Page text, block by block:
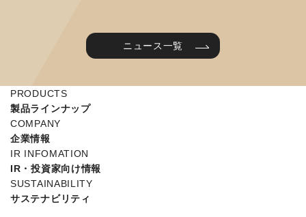
ニュース一覧
PRODUCTS
製品ラインナップ
COMPANY
企業情報
IR INFOMATION
IR・投資家向け情報
SUSTAINABILITY
サステナビリティ